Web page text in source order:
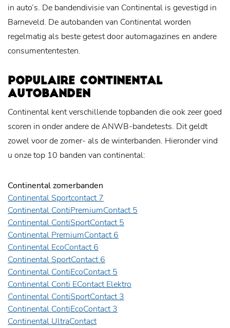
in auto’s. De bandendivisie van Continental is gevestigd in
Barneveld. De autobanden van Continental worden
regelmatig als beste getest door automagazines en andere
consumententesten.
POPULAIRE CONTINENTAL
AUTOBANDEN
Continental kent verschillende topbanden die ook zeer goed
scoren in onder andere de ANWB-bandetests. Dit geldt
zowel voor de zomer- als de winterbanden. Hieronder vind
u onze top 10 banden van continental:
Continental zomerbanden
Continental Sportcontact 7
Continental ContiPremiumContact 5
Continental ContiSportContact 5
Continental PremiumContact 6
Continental EcoContact 6
Continental SportContact 6
Continental ContiEcoContact 5
Continental Conti EContact Elektro
Continental ContiSportContact 3
Continental ContiEcoContact 3
Continental UltraContact